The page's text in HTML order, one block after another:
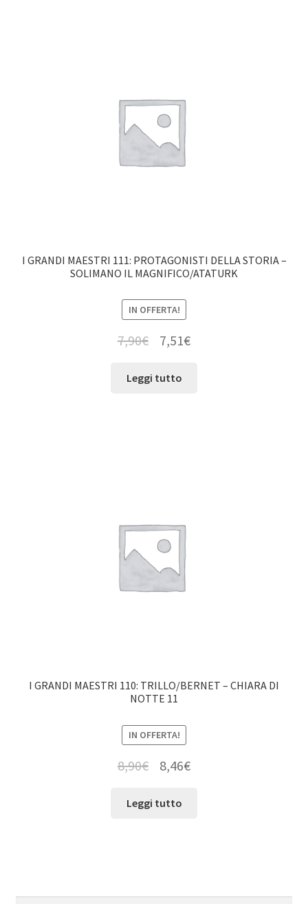
I GRANDI MAESTRI 111: PROTAGONISTI DELLA STORIA –
SOLIMANO IL MAGNIFICO/ATATURK
IN OFFERTA!
7,90€ 7,51€
Leggi tutto
I GRANDI MAESTRI 110: TRILLO/BERNET – CHIARA DI
NOTTE 11
IN OFFERTA!
8,90€ 8,46€
Leggi tutto